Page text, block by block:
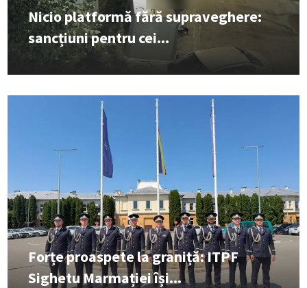
Nicio platformă fără supraveghere:
sancțiuni pentru cei...
Forțe proaspete la graniță: ITPF
Sighetu Marmației își...